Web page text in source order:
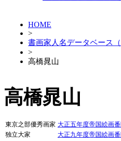
HOME
>
書画家人名データベース
>
高橋晁山
高橋晁山
東京之部優秀画家 大正五年度帝国絵画
独立大家
大正九年度帝国絵画